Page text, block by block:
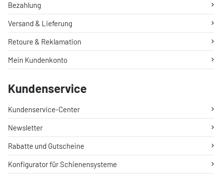
Bezahlung
Versand & Lieferung
Retoure & Reklamation
Mein Kundenkonto
Kundenservice
Kundenservice-Center
Newsletter
Rabatte und Gutscheine
Konfigurator für Schienensysteme